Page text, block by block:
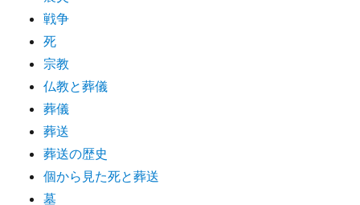
戦争
死
宗教
仏教と葬儀
葬儀
葬送
葬送の歴史
個から見た死と葬送
墓